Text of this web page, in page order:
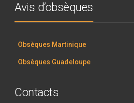
Avis d’obsèques
Obsèques Martinique
Obsèques Guadeloupe
Contacts